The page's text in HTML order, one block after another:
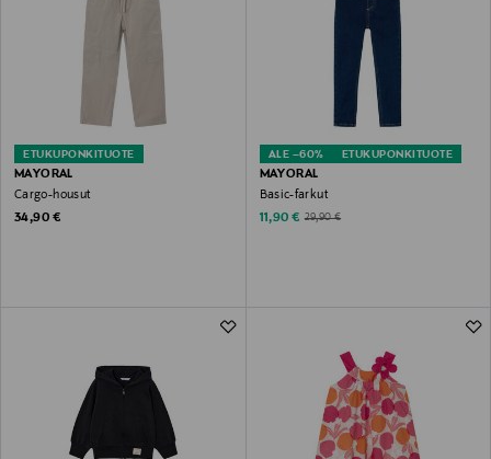
ETUKUPONKITUOTE
MAYORAL
Cargo-housut
Original Price
34,90 €
ALE –60% ETUKUPONKITUOTE
MAYORAL
Basic-farkut
Discounted Price
11,90 € Original Price
29,90 €